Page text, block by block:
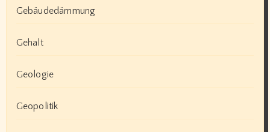
Gebäudedämmung
Gehalt
Geologie
Geopolitik